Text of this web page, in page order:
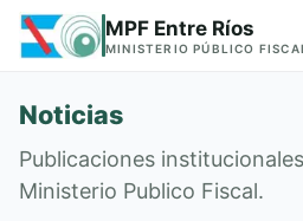
MPF Entre Ríos
MINISTERIO PÚBLICO FISCAL
Noticias
Publicaciones
Ministerio Publico Fiscal.